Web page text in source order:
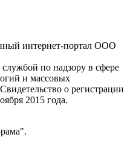
интернет-портал ООО
по надзору в сфере
и массовых
о регистрации
2015 года.